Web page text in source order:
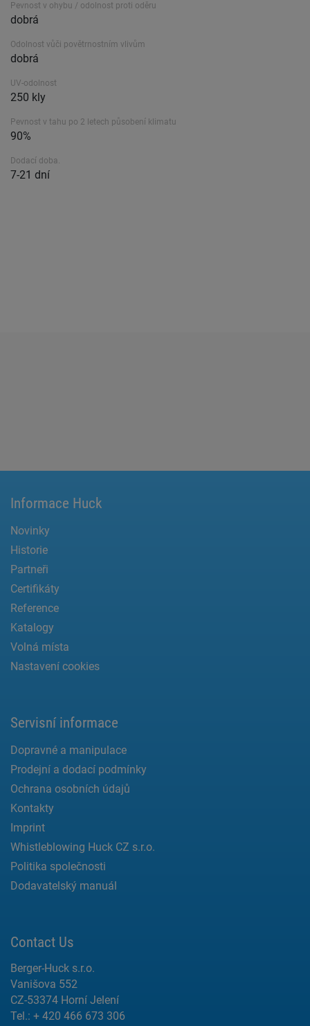
Pevnost v ohybu / odolnost proti oděru
dobrá
Odolnost vůči povětrnostním vlivům
dobrá
UV-odolnost
250 kly
Pevnost v tahu po 2 letech působení klimatu
90%
Dodací doba.
7-21 dní
Informace Huck
Novinky
Historie
Partneři
Certifikáty
Reference
Katalogy
Volná místa
Nastavení cookies
Servisní informace
Dopravné a manipulace
Prodejní a dodací podmínky
Ochrana osobních údajů
Kontakty
Imprint
Whistleblowing Huck CZ s.r.o.
Politika společnosti
Dodavatelský manuál
Contact Us
Berger-Huck s.r.o.
Vanišova 552
CZ-53374 Horní Jelení
Tel.: + 420 466 673 306